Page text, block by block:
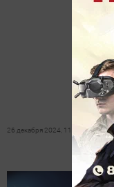
26 декабря 2024, 11:00